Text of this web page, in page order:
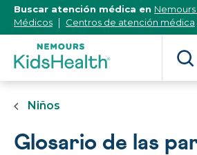
[Skip
Content]
Buscar atención médica en
Médicos
Centros de atención médica
Niños
Glosario de las